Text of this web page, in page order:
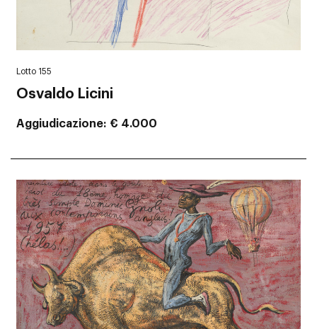
Lotto 155
Osvaldo Licini
Aggiudicazione € 4.000